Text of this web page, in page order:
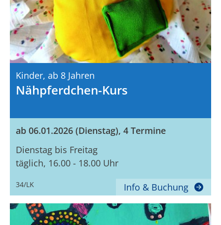
Kinder, Ab 8 Jahren
Nähpferdchen-Kurs
ab 06.01.2026 (Dienstag), 4 Termine
Dienstag bis Freitag
täglich, 16.00 - 18.00 Uhr
34/LK Info & Buchung